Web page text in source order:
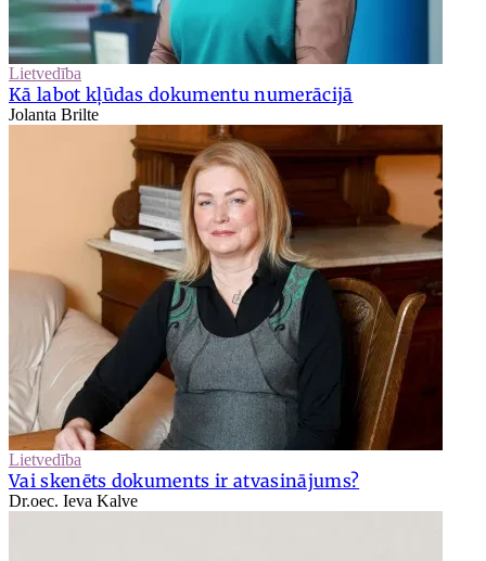
Lietvedība
Kā labot kļūdas dokumentu numerācijā
Jolanta Brilte
Lietvedība
Vai skenēts dokuments ir atvasinājums?
Dr.oec. Ieva Kalve